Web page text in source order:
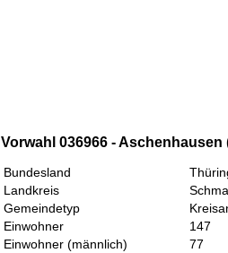
Vorwahl 036966 -
Bundesland
Landkreis
Gemeindetyp
Einwohner
147
Einwohner (männlich)
77